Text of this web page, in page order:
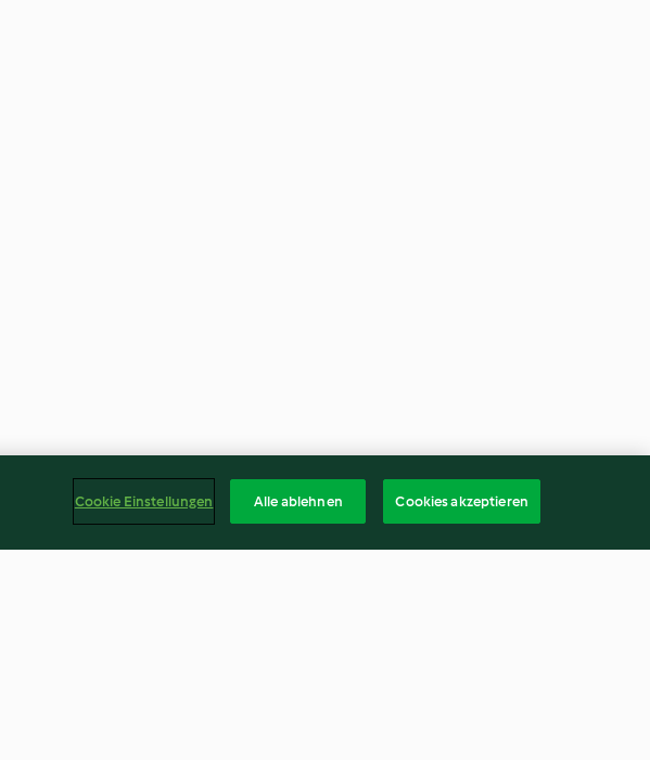
Cookie Einstellungen Alle ablehnen Cookies akzeptieren